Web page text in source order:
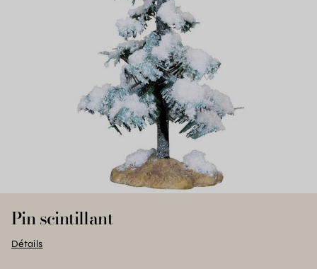
Pin scintillant
Détails